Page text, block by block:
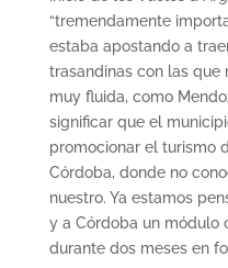
“tremendamente
estaba apostando a
trasandinas con las que
muy fluida, como
significar que el
promocionar el turismo
Córdoba, donde no
nuestro. Ya estamos
y a Córdoba un módulo
durante dos meses en